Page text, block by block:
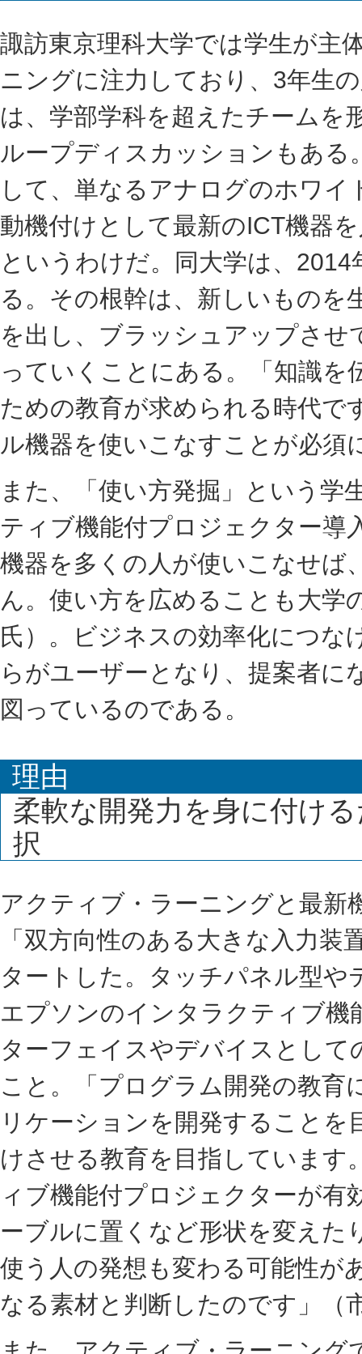
諏訪東京理科大学では学生が主
ニングに注力しており、3年生
は、学部学科を超えたチームを
ループディスカッションもある
して、単なるアナログのホワ
動機付けとして最新のICT機器
というわけだ。同大学は、
る。その根幹は、新しいものを
を出し、ブラッシュアップさ
っていくことにある。「知識を
ための教育が求められる時代で
ル機器を使いこなすことが必須
また、「使い方発掘」という
ティブ機能付プロジェクター導
機器を多くの人が使いこなせば
ん。使い方を広めることも大学
氏）。ビジネスの効率化につな
らがユーザーとなり、提案者に
図っているのである。
理由
柔軟な開発力を身に付け
択
アクティブ・ラーニングと最新
「双方向性のある大きな入力
タートした。タッチパネル型や
エプソンのインタラクティブ
ターフェイスやデバイスとし
こと。「プログラム開発の教育
リケーションを開発すること
けさせる教育を目指していま
ィブ機能付プロジェクターが有
ーブルに置くなど形状を変えた
使う人の発想も変わる可能性が
なる素材と判断したのです」（